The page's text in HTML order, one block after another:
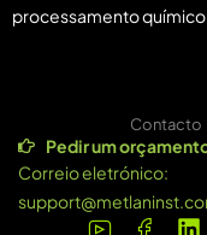
processamento
Contacto
Pedir um
Correio eletrónico: